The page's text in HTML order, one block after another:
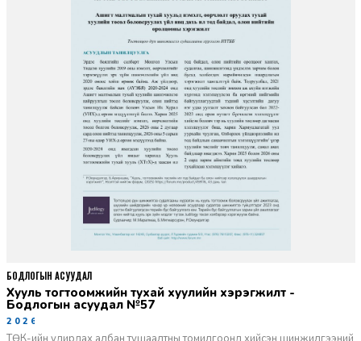
Хууль тогтоомжийн тухай хуулийн хэрэгжилт -
Бодлогын асуудал №57
2026-06-02
БОДЛОГЫН АСУУДАЛ